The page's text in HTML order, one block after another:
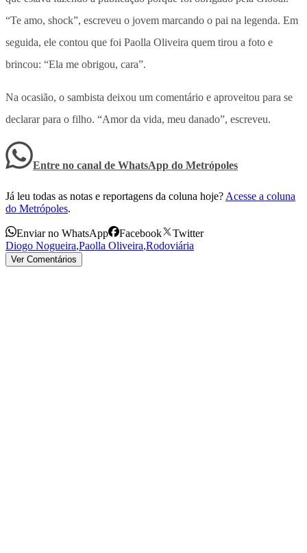
“Te amo, shock”, escreveu o jovem marcando o pai na legenda. Em
seguida, ele contou que foi Paolla Oliveira quem tirou a foto e
brincou: “Ela me obrigou, cara”.
Na ocasião, o sambista deixou um comentário e aproveitou para se
declarar para o filho. “Amor da vida, meu danado”, escreveu.
Entre no canal de WhatsApp do Metrópoles
Já leu todas as notas e reportagens da coluna hoje? Acesse a coluna
do Metrópoles.
Enviar no WhatsApp Facebook
Twitter
Diogo Nogueira,Paolla Oliveira,Rodoviária
Ver Comentários